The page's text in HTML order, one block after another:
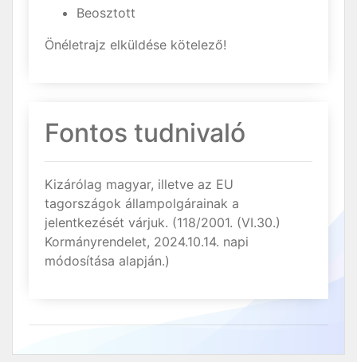
Beosztott
Önéletrajz elküldése kötelező!
Fontos tudnivaló
Kizárólag magyar, illetve az EU
tagországok állampolgárainak a
jelentkezését várjuk. (118/2001. (VI.30.)
Kormányrendelet, 2024.10.14. napi
módosítása alapján.)